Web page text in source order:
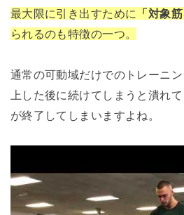
最大限に引き出すために
「対象
られるのも特徴の一つ。
通常の可動域だけでのトレーニ
上した後に続けてしまうと潰れ
が終了してしまいますよね。